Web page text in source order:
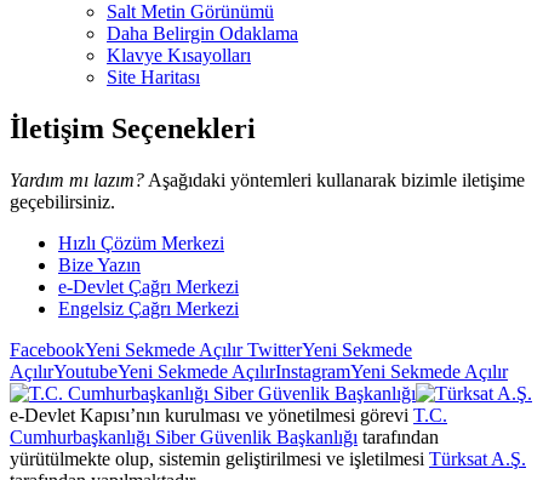
Salt Metin Görünümü
Daha Belirgin Odaklama
Klavye Kısayolları
Site Haritası
İletişim Seçenekleri
Yardım mı lazım? Aşağıdaki yöntemleri kullanarak bizimle iletişime
geçebilirsiniz.
Hızlı Çözüm Merkezi
Bize Yazın
e-Devlet Çağrı Merkezi
Engelsiz Çağrı Merkezi
FacebookYeni Sekmede AçılırTwitterYeni Sekmede
AçılırYoutubeYeni Sekmede AçılırInstagramYeni Sekmede Açılır
e-Devlet Kapısı’nın kurulması ve yönetilmesi görevi T.C.
Cumhurbaşkanlığı Siber Güvenlik Başkanlığı tarafından
yürütülmekte olup, sistemin geliştirilmesi ve işletilmesi Türksat A.Ş.